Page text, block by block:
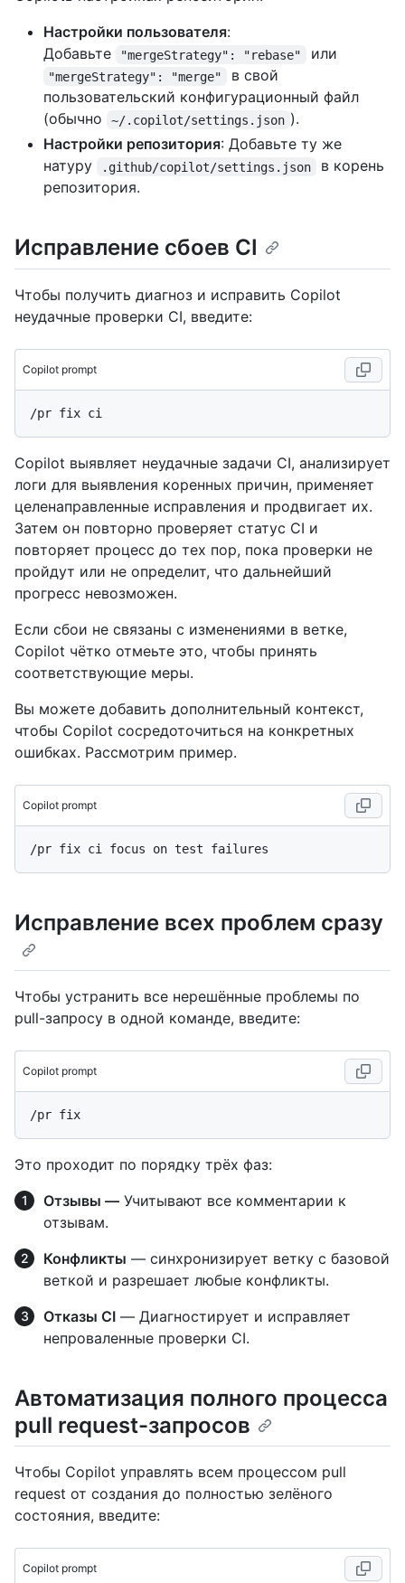
Настройки пользователя:
Добавьте
"mergeStrategy": "rebase" или
"mergeStrategy": "merge"
в свой
пользовательский конфигурационный файл
(обычно
~/.copilot/settings.json ).
Настройки репозитория: Добавьте ту же
натуру
.github/copilot/settings.json
в корень
репозитория.
Исправление сбоев CI
Чтобы получить диагноз и исправить Copilot
неудачные проверки CI, введите:
Copilot prompt
Copilot выявляет неудачные задачи CI, анализирует
логи для выявления коренных причин, применяет
целенаправленные исправления и продвигает их.
Затем он повторно проверяет статус CI и
повторяет процесс до тех пор, пока проверки не
пройдут или не определит, что дальнейший
прогресс невозможен.
Если сбои не связаны с изменениями в ветке,
Copilot чётко отмеьте это, чтобы принять
соответствующие меры.
Вы можете добавить дополнительный контекст,
чтобы Copilot сосредоточиться на конкретных
ошибках. Рассмотрим пример.
Copilot prompt
Исправление всех проблем сразу
Чтобы устранить все нерешённые проблемы по
pull-запросу в одной команде, введите:
Copilot prompt
Это проходит по порядку трёх фаз:
Отзывы — Учитывают все комментарии к
отзывам.
Конфликты — синхронизирует ветку с базовой
веткой и разрешает любые конфликты.
Отказы CI — Диагностирует и исправляет
непроваленные проверки CI.
Автоматизация полного процесса
pull request-запросов
Чтобы Copilot управлять всем процессом pull
request от создания до полностью зелёного
состояния, введите:
Copilot prompt